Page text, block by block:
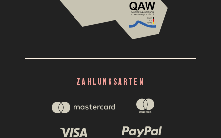
Translation
missing:
ZAHLUNGSARTEN